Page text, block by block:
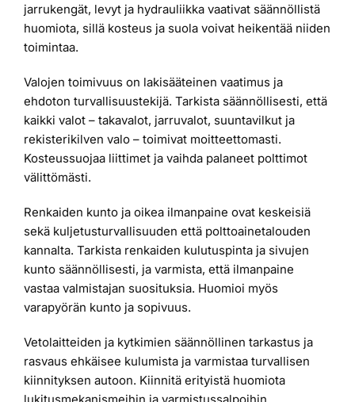
jarrukengät, levyt ja hydrauliikka vaativat säännöllistä
huomiota, sillä kosteus ja suola voivat heikentää niiden
toimintaa.
Valojen toimivuus on lakisääteinen vaatimus ja
ehdoton turvallisuustekijä. Tarkista säännöllisesti, että
kaikki valot – takavalot, jarruvalot, suuntavilkut ja
rekisterikilven valo – toimivat moitteettomasti.
Kosteussuojaa liittimet ja vaihda palaneet polttimot
välittömästi.
Renkaiden kunto ja oikea ilmanpaine ovat keskeisiä
sekä kuljetusturvallisuuden että polttoainetalouden
kannalta. Tarkista renkaiden kulutuspinta ja sivujen
kunto säännöllisesti, ja varmista, että ilmanpaine
vastaa valmistajan suosituksia. Huomioi myös
varapyörän kunto ja sopivuus.
Vetolaitteiden ja kytkimien säännöllinen tarkastus ja
rasvaus ehkäisee kulumista ja varmistaa turvallisen
kiinnityksen autoon. Kiinnitä erityistä huomiota